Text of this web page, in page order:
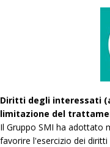
Diritti degli interessati
limitazione del
Il Gruppo SMI ha adottato
favorire l'esercizio dei